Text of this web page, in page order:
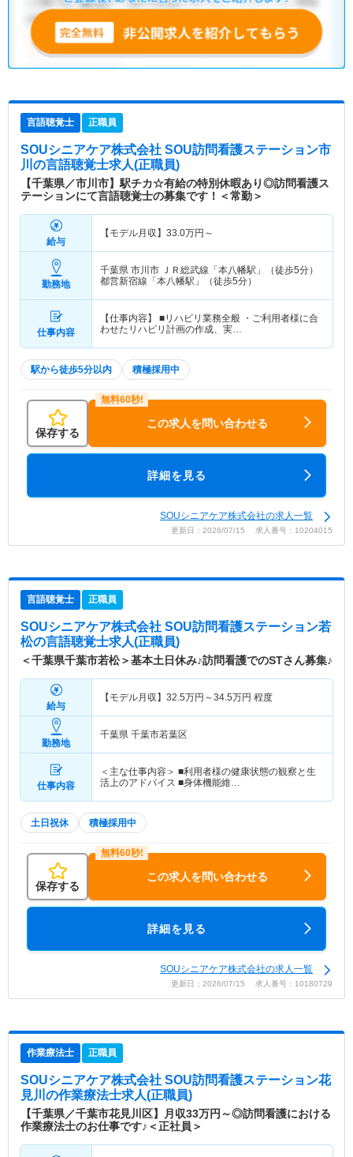
言語聴覚士 正職員
SOUシニアケア株式会社 SOU訪問看護ステーション市
川 の言語聴覚士求人(正職員)
【千葉県／市川市】駅チカ☆有給の特別休暇あり◎訪問看護ス
テーションにて言語聴覚士の募集です！＜常勤＞
給与
【モデル月収】 33.0万円～
勤務地
千葉県 市川市 ＪＲ総武線「本八幡駅」（徒歩5分）
都営新宿線「本八幡駅」（徒歩5分）
仕事内容
【仕事内容】 ■リハビリ業務全般 ・ご利用者様に合
わせたリハビリ計画の作成、実…
駅から徒歩5分以内 積極採用中
保存する
この求人を問い合わせる
詳細を見る
SOUシニアケア株式会社の求人一覧
更新日：2026/07/15 求人番号：10204015
言語聴覚士 正職員
SOUシニアケア株式会社 SOU訪問看護ステーション若
松の言語聴覚士求人(正職員)
＜千葉県千葉市若松＞基本土日休み♪訪問看護でのSTさん募集♪
給与
【モデル月収】 32.5万円～34.5万円 程度
勤務地
千葉県 千葉市若葉区
仕事内容
＜主な仕事内容＞ ■利用者様の健康状態の観察と生
活上のアドバイス ■身体機能維…
土日祝休 積極採用中
保存する
この求人を問い合わせる
詳細を見る
SOUシニアケア株式会社の求人一覧
更新日：2026/07/15 求人番号：10180729
作業療法士 正職員
SOUシニアケア株式会社 SOU訪問看護ステーション花
見川 の作業療法士求人(正職員)
【千葉県／千葉市花見川区】月収33万円～◎訪問看護における
作業療法士のお仕事です♪＜正社員＞